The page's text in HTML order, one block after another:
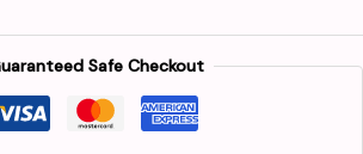
Safe Checkout